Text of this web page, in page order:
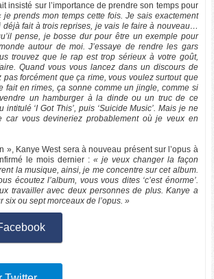
insisté sur l’importance de prendre son temps pour
je prends mon temps cette fois. Je sais exactement
déjà fait à trois reprises, je vais le faire à nouveau…
pense, je bosse dur pour être un exemple pour
autour de moi. J’essaye de rendre les gars
trouvez que le rap est trop sérieux à votre goût,
Quand vous vous lancez dans un discours de
forcément que ça rime, vous voulez surtout que
fait en rimes, ça sonne comme un jingle, comme si
un hamburger à la dinde ou un truc de ce
intitulé ‘I Got This’, puis ‘Suicide Music’. Mais je ne
car vous devineriez probablement où je veux en
», Kanye West sera à nouveau présent sur l’opus à
le mois dernier :« je veux changer la façon
la musique, ainsi, je me concentre sur cet album.
écoutez l’album, vous vous dites ‘c’est énorme’.
travailler avec deux personnes de plus. Kanye a
six ou sept morceaux de l’opus. »